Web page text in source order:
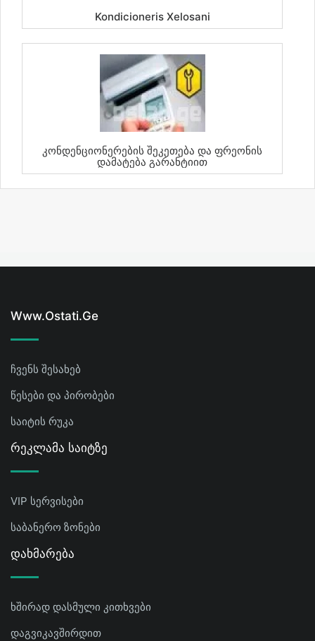
Kondicioneris Xelosani
Კონდენციონერების Შეკეთება Და Ფრეონის
Დამატება Გარანტიით
Www.ostati.ge
ჩვენს შესახებ
წესები და პირობები
საიტის რუკა
Რეკლამა Საიტზე
VIP სერვისები
საბანერო ზონები
Დახმარება
ხშირად დასმული კითხვები
დაგვიკავშირდით